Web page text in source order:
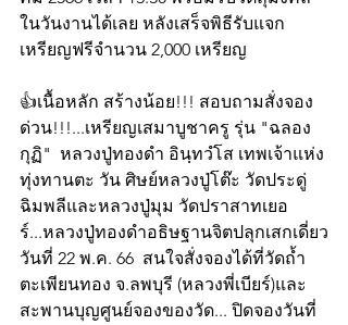
ในวันงานได้เลย หลังเสร็จพิธีรับแจก
เหรียญฟรีจำนวน 2,000 เหรียญ
👍เนื้อหลัก สร้างน้อย!!! สอบถามสั่งจอง
ด่วน!!!...เหรียญเสมาบูชาครู รุ่น "ฉลอง
กุฏิ"  หลวงปู่ทองดำ อินฺทวํโส เทพเจ้าแห่ง
ทุ่งทานตะ วัน ศิษย์หลวงปู่โต๊ะ วัดประดู่
ฉิมพลีและหลวงปู่มุม วัดปราสาทเยอ
ร์...หลวงปู่ทองดำอธิษฐานจิตปลุกเสกเดี่ยว
วันที่ 22 พ.ค. 66  สนใจสั่งจองได้ที่วัดถ้ำ
ตะเพียนทอง จ.ลพบุรี (หลวงพี่เบียร์)และ
สะพานบุญศูนย์จองของวัด... ปิดจองวันที่